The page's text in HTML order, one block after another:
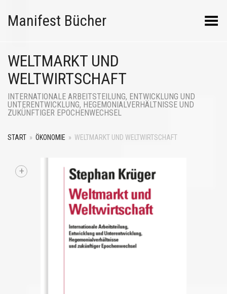
Manifest Bücher Menü umschalten
WELTMARKT UND
WELTWIRTSCHAFT
INTERNATIONALE ARBEITSTEILUNG, ENTWICKLUNG UND
UNTERENTWICKLUNG, HEGEMONIALVERHÄLTNISSE UND
ZUKÜNFTIGER EPOCHENWECHSEL
START » ÖKONOMIE » WELTMARKT UND WELTWIRTSCHAFT
+